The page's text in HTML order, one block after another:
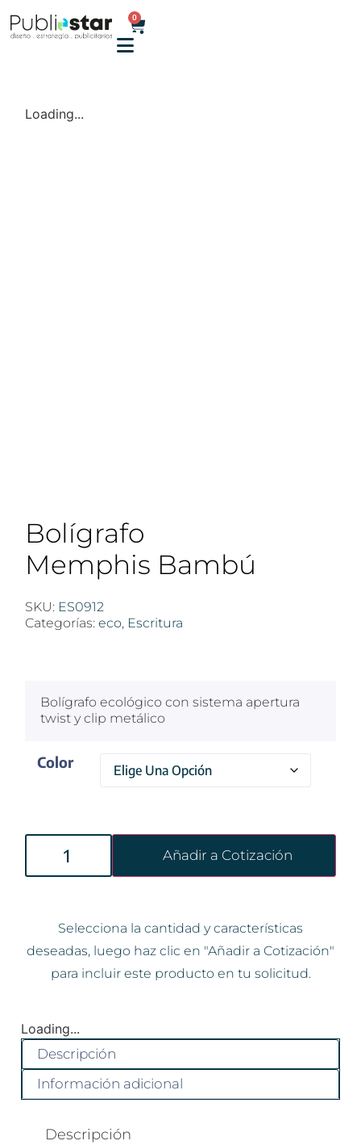
0
Loading...
Bolígrafo
Memphis Bambú
SKU: ES0912
Categorías: eco, Escritura
Bolígrafo ecológico con sistema apertura
twist y clip metálico
Color
Añadir a Cotización
Selecciona la cantidad y características
deseadas, luego haz clic en "Añadir a Cotización"
para incluir este producto en tu solicitud.
Loading...
Descripción
Información adicional
Descripción